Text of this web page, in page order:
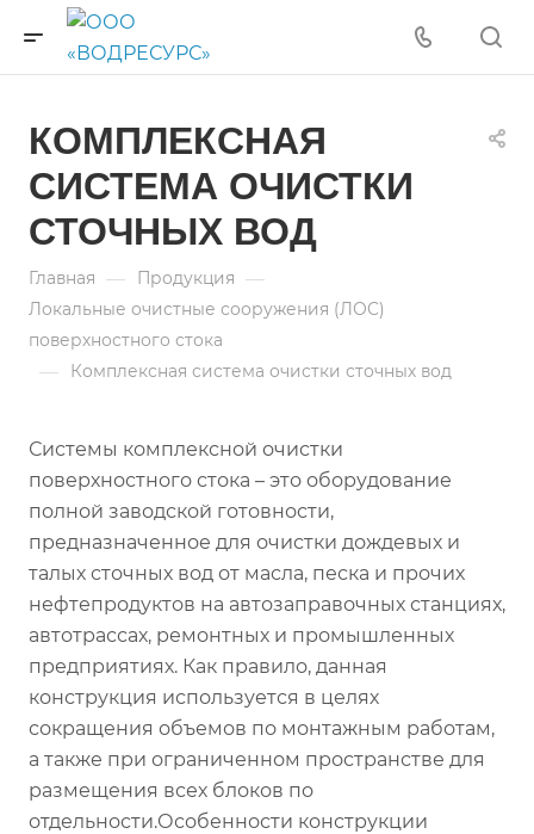
КОМПЛЕКСНАЯ
СИСТЕМА ОЧИСТКИ
СТОЧНЫХ ВОД
Главная — Продукция —
Локальные очистные сооружения (ЛОС)
поверхностного стока
— Комплексная система очистки сточных вод
Системы комплексной очистки
поверхностного стока – это оборудование
полной заводской готовности,
предназначенное для очистки дождевых и
талых сточных вод от масла, песка и прочих
нефтепродуктов на автозаправочных станциях,
автотрассах, ремонтных и промышленных
предприятиях. Как правило, данная
конструкция используется в целях
сокращения объемов по монтажным работам,
а также при ограниченном пространстве для
размещения всех блоков по
отдельности.Особенности конструкции